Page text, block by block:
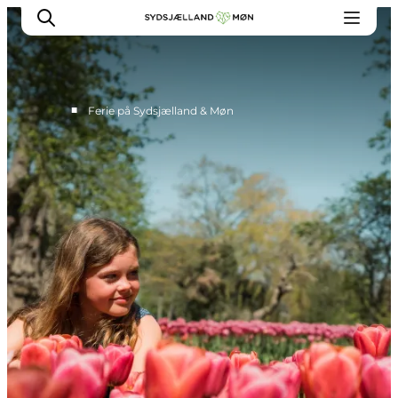
Oplev
Byer og steder
Events
Spis
Overnat
Planlæg din tur
■ Ferie på Sydsjælland & Møn